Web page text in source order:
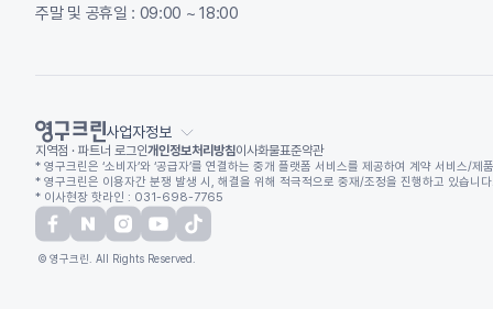
주말 및 공휴일 : 09:00 ~ 18:00
사업자정보
지역점 · 파트너 로그인개인정보처리방침이사화물표준약관
* 영구크린은 ‘소비자’와 ‘공급자’를 연결하는 중개 플랫폼 서비스를 제공하여 계약 서비스/
* 영구크린은 이용자간 분쟁 발생 시, 해결을 위해 적극적으로 중재/조정을 진행하고 있습
* 이사현장 핫라인 : 031-698-7765
© 영구크린. All Rights Reserved.